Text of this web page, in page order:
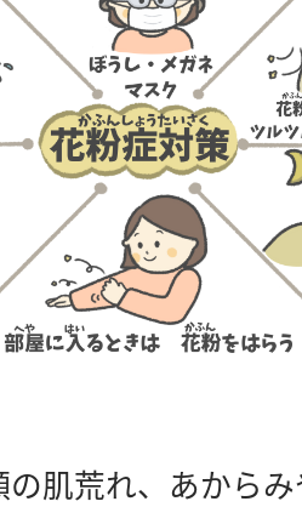
の肌荒れ、あから